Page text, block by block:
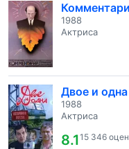
1988
Актриса
Двое и одна
1988
Актриса
8.115 346